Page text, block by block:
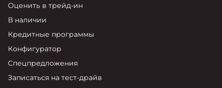
Оценить в трейд-ин
В наличии
Кредитные программы
Конфигуратор
Спецпредложения
Записаться на тест-драйв